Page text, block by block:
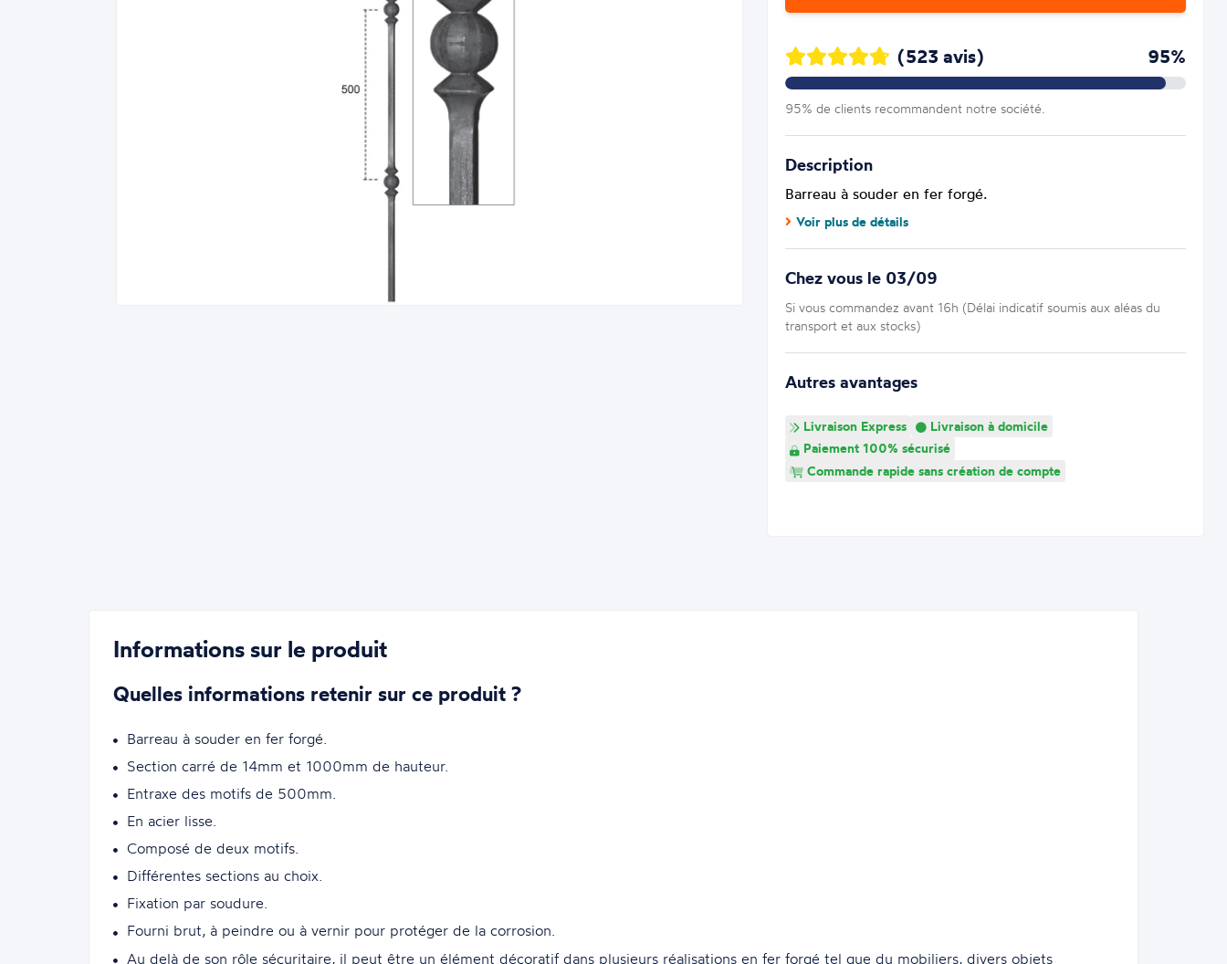
(523 avis) 95%
95% de clients recommandent notre société.
Description
Barreau à souder en fer forgé.
Voir plus de détails
Chez vous le 03/09
Si vous commandez avant 16h (Délai indicatif soumis aux aléas du
transport et aux stocks)
Autres avantages
Livraison Express
Livraison à domicile
Paiement 100% sécurisé
Commande rapide sans création de compte
Informations sur le produit
Quelles informations retenir sur ce produit ?
Barreau à souder en fer forgé.
Section carré de 14mm et 1000mm de hauteur.
Entraxe des motifs de 500mm.
En acier lisse.
Composé de deux motifs.
Différentes sections au choix.
Fixation par soudure.
Fourni brut, à peindre ou à vernir pour protéger de la corrosion.
Au delà de son rôle sécuritaire, il peut être un élément décoratif dans plusieurs réalisations en fer forgé tel que du mobiliers, divers objets